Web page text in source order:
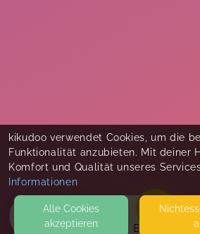
EVENTS
kikudoo verwendet Cookies, um die
Funktionalität anzubieten. Mit deiner
Komfort und Qualität unseres
Informationen
Alle Cookies
akzeptieren